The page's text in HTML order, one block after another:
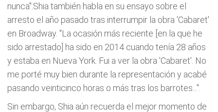
nunca".Shia también habla en su ensayo sobre el
arresto el año pasado tras interrumpir la obra 'Cabaret'
en Broadway. "La ocasión más reciente [en la que he
sido arrestado] ha sido en 2014 cuando tenía 28 años
y estaba en Nueva York. Fui a ver la obra 'Cabaret'. No
me porté muy bien durante la representación y acabé
pasando veinticinco horas o más tras los barrotes...".
Sin embargo, Shia aún recuerda el mejor momento de